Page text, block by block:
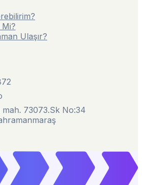
Ulaşır?
mah. 73073.Sk No:34